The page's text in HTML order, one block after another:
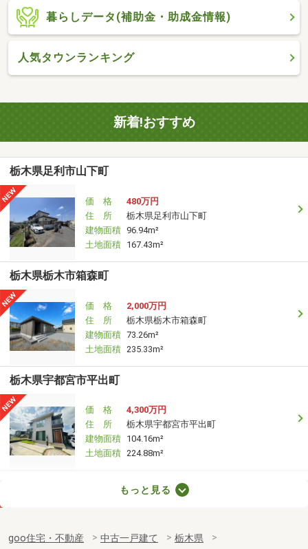
暮らしデータ(補助金・助成金情報)
人気タウンランキング
新着!おすすめ
栃木県足利市山下町
価 格
480万円
住 所
栃木県足利市山下町
建物面積 96.94m²
土地面積 167.43m²
栃木県栃木市箱森町
価 格
2,000万円
住 所
栃木県栃木市箱森町
建物面積 73.26m²
土地面積 235.33m²
栃木県宇都宮市平出町
価 格
4,300万円
住 所
栃木県宇都宮市平出町
建物面積 104.16m²
土地面積 224.88m²
建物面積 169.72m²
もっと見る
goo住宅・不動産 中古一戸建て
栃木県